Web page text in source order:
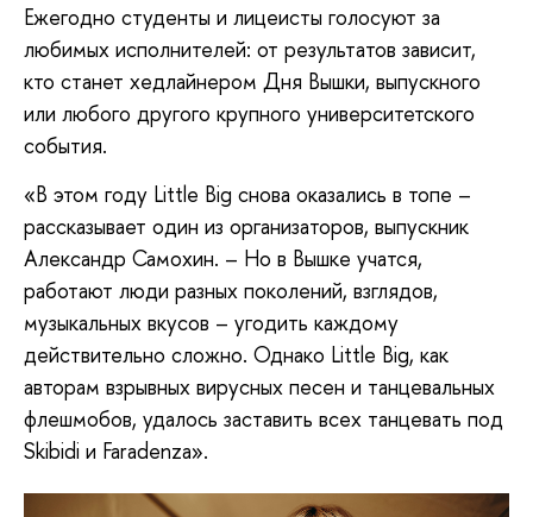
Ежегодно студенты и лицеисты голосуют за
любимых исполнителей: от результатов зависит,
кто станет хедлайнером Дня Вышки, выпускного
или любого другого крупного университетского
события.
«В этом году Little Big снова оказались в топе –
рассказывает один из организаторов, выпускник
Александр Самохин. – Но в Вышке учатся,
работают люди разных поколений, взглядов,
музыкальных вкусов – угодить каждому
действительно сложно. Однако Little Big, как
авторам взрывных вирусных песен и танцевальных
флешмобов, удалось заставить всех танцевать под
Skibidi и Faradenza».